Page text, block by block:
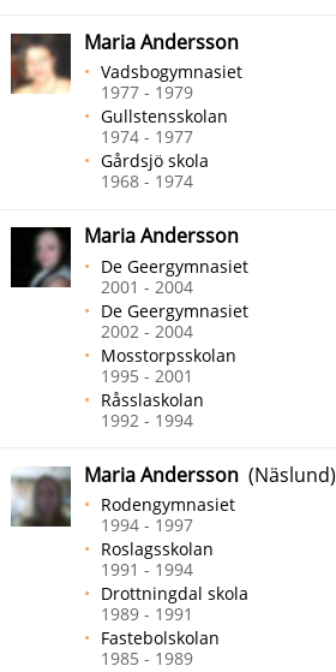
Maria Andersson
Vadsbogymnasiet
1977 - 1979
Gullstensskolan
1974 - 1977
Gårdsjö skola
1968 - 1974
Maria Andersson
De Geergymnasiet
2001 - 2004
De Geergymnasiet
2002 - 2004
Mosstorpsskolan
1995 - 2001
Råsslaskolan
1992 - 1994
Maria Andersson (Näslund)
Rodengymnasiet
1994 - 1997
Roslagsskolan
1991 - 1994
Drottningdal skola
1989 - 1991
Fastebolskolan
1985 - 1989